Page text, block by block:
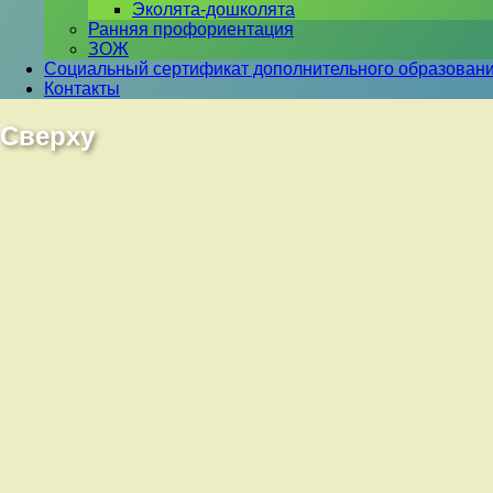
Эколята-дошколята
Ранняя профориентация
ЗОЖ
Социальный сертификат дополнительного
Контакты
Сверху